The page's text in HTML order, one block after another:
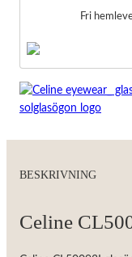
Fri
BESKRIVNING
Celine
taget ska
Statistik
kunna
hemsidans
baserat på
hemsidan